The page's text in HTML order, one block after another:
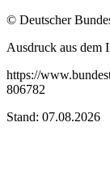
© Deutscher
Ausdruck aus dem
https://
806782
Stand: 07.08.2026